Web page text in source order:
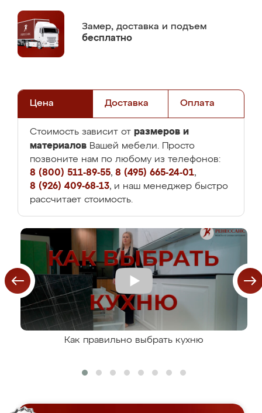
Замер, доставка и подъем
бесплатно
Цена Доставка Оплата
Стоимость зависит от размеров и
материалов Вашей мебели. Просто
позвоните нам по любому из телефонов:
8 (800) 511-89-55, 8 (495) 665-24-01,
8 (926) 409-68-13, и наш менеджер быстро
рассчитает стоимость.
Как правильно выбрать кухню